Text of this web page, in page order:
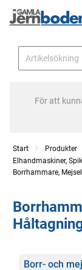
För att
Start
Produkter
Elhandmaskiner,
Borrhammare,
Kategorier
Borr- och